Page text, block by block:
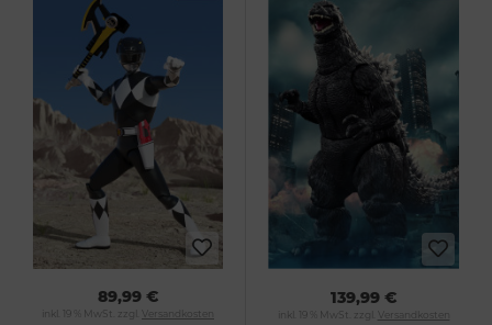
89,99 €
inkl. 19 % MwSt. zzgl. Versandkosten
139,99 €
inkl. 19 % MwSt. zzgl. Versandkosten